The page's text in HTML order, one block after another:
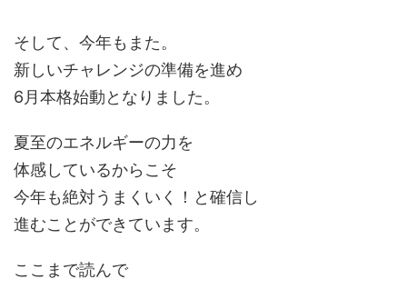
そして、今年もまた。
新しいチャレンジの準備を進め
6月本格始動となりました。
夏至のエネルギーの力を
体感しているからこそ
今年も絶対うまくいく！と確信し
進むことができています。
ここまで読んで